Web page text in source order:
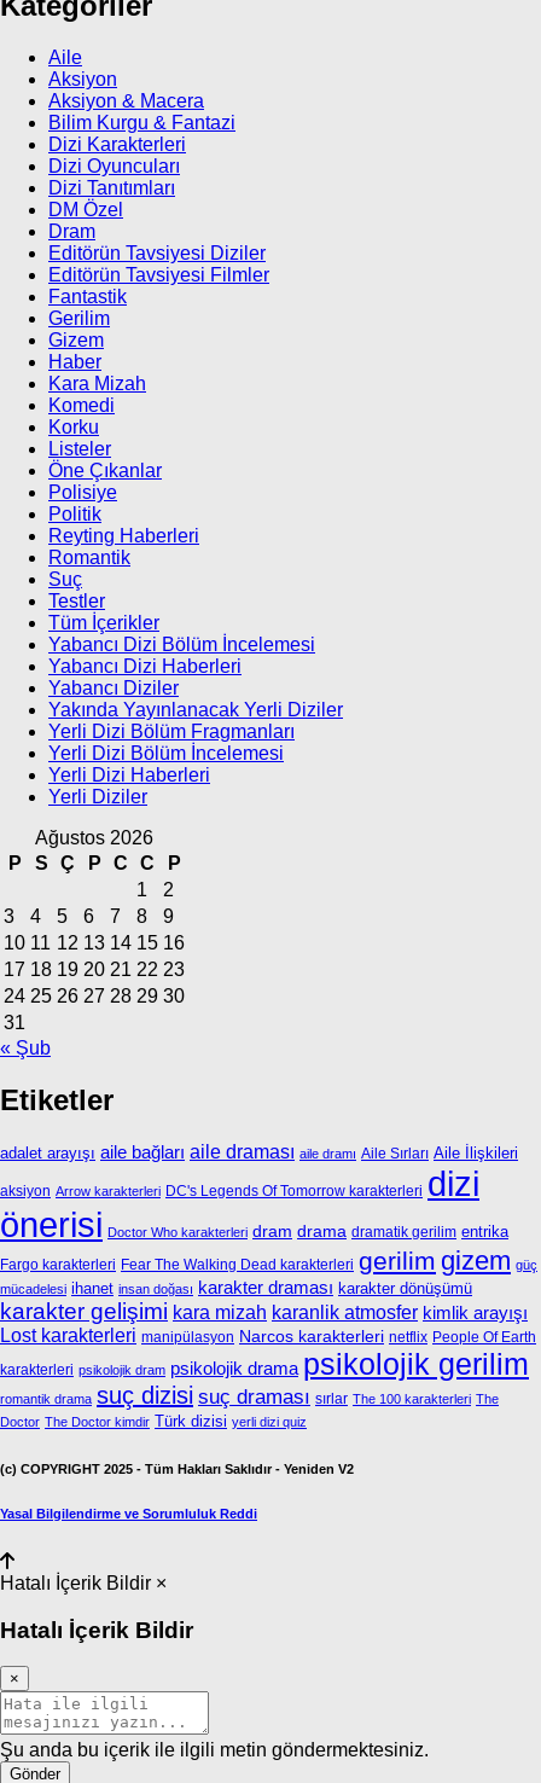
Aile
Aksiyon
Aksiyon & Macera
Bilim Kurgu & Fantazi
Dizi Karakterleri
Dizi Oyuncuları
Dizi Tanıtımları
DM Özel
Dram
Editörün Tavsiyesi Diziler
Editörün Tavsiyesi Filmler
Fantastik
Gerilim
Gizem
Haber
Kara Mizah
Komedi
Korku
Listeler
Öne Çıkanlar
Polisiye
Politik
Reyting Haberleri
Romantik
Suç
Testler
Tüm İçerikler
Yabancı Dizi Bölüm İncelemesi
Yabancı Dizi Haberleri
Yabancı Diziler
Yakında Yayınlanacak Yerli Diziler
Yerli Dizi Bölüm Fragmanları
Yerli Dizi Bölüm İncelemesi
Yerli Dizi Haberleri
Yerli Diziler
Ağustos 2026
P
S Ç P C C
P
1
2
3
4 5 6 7 8
9
10 11 12 13 14 15 16
17 18 19 20 21 22 23
24 25 26 27 28 29 30
31
« Şub
Etiketler
adalet arayışı aile bağları aile draması aile dramı Aile Sırları Aile İlişkileri
aksiyon Arrow karakterleri DC's Legends Of Tomorrow karakterleri dizi
önerisi Doctor Who karakterleri dram drama dramatik gerilim entrika
Fargo karakterleri Fear The Walking Dead karakterleri gerilim gizem güç
mücadelesi ihanet insan doğası karakter draması karakter dönüşümü
karakter gelişimi kara mizah karanlik atmosfer kimlik arayışı
Lost karakterleri manipülasyon Narcos karakterleri netflix People Of Earth
karakterleri psikolojik dram psikolojik drama psikolojik gerilim
romantik drama suç dizisi suç draması sırlar The 100 karakterleri The
Doctor The Doctor kimdir Türk dizisi yerli dizi quiz
(c) COPYRIGHT 2025 - Tüm Hakları Saklıdır - Yeniden V2
Yasal Bilgilendirme ve Sorumluluk Reddi
Hatalı İçerik Bildir ×
Hatalı İçerik Bildir
×
Şu anda bu içerik ile ilgili metin göndermektesiniz.
Gönder